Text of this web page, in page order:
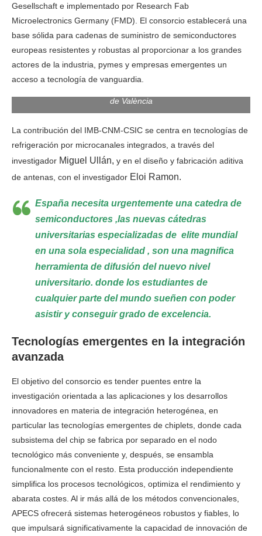
Gesellschaft e implementado por Research Fab
Microelectronics Germany (FMD). El consorcio establecerá una
base sólida para cadenas de suministro de semiconductores
europeas resistentes y robustas al proporcionar a los grandes
actores de la industria, pymes y empresas emergentes un
acceso a tecnología de vanguardia.
de València
La contribución del IMB-CNM-CSIC se centra en tecnologías de
refrigeración por microcanales integrados, a través del
investigador Miguel Ullán, y en el diseño y fabricación aditiva
de antenas, con el investigador Eloi Ramon.
España necesita urgentemente una catedra de
semiconductores ,las nuevas cátedras
universitarias especializadas de elite mundial
en una sola especialidad , son una magnifica
herramienta de difusión del nuevo nivel
universitario. donde los estudiantes de
cualquier parte del mundo sueñen con poder
asistir y conseguir grado de excelencia.
Tecnologías emergentes en la integración
avanzada
El objetivo del consorcio es tender puentes entre la
investigación orientada a las aplicaciones y los desarrollos
innovadores en materia de integración heterogénea, en
particular las tecnologías emergentes de chiplets, donde cada
subsistema del chip se fabrica por separado en el nodo
tecnológico más conveniente y, después, se ensambla
funcionalmente con el resto. Esta producción independiente
simplifica los procesos tecnológicos, optimiza el rendimiento y
abarata costes. Al ir más allá de los métodos convencionales,
APECS ofrecerá sistemas heterogéneos robustos y fiables, lo
que impulsará significativamente la capacidad de innovación de